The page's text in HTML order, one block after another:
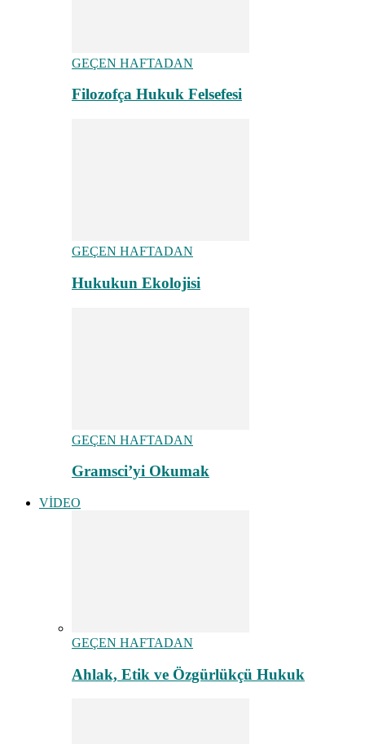
GEÇEN HAFTADAN
Filozofça Hukuk Felsefesi
GEÇEN HAFTADAN
Hukukun Ekolojisi
GEÇEN HAFTADAN
Gramsci’yi Okumak
VİDEO
GEÇEN HAFTADAN
Ahlak, Etik ve Özgürlükçü Hukuk